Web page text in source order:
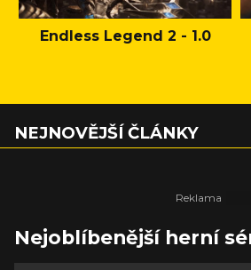
Endless Legend 2 - 1.0
NEJNOVĚJŠÍ ČLÁNKY
Nejoblíbenější herní